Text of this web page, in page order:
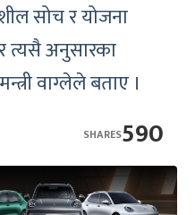
सोच र योजना
त्यसै अनुसारका
वाग्लेले बताए ।
590
SHARES